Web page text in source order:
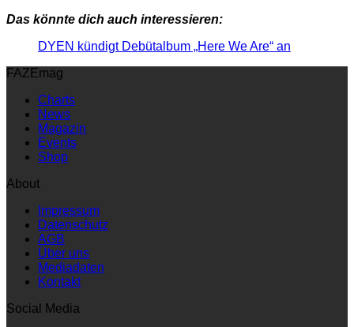
Das könnte dich auch interessieren:
DYEN kündigt Debütalbum „Here We Are“ an
FAZEmag
Charts
News
Magazin
Events
Shop
About
Impressum
Datenschutz
AGB
Über uns
Mediadaten
Kontakt
Social Media